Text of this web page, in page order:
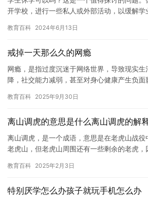
开学校，进行一些私人或外部活动，以缓解学
要的，…
教育百科 2024年6月13日
戒掉一天那么久的网瘾
网瘾，是指过度沉迷于网络世界，导致现实
降，社交能力减弱，甚至对身心健康产生负
互联网工…
教育百科 2025年9月30日
离山调虎的意思是什么离山调虎的解
离山调虎，是一个成语，意思是在老虎山战役
老虎山，但老虎山周围还有一些剩余的老虎，
经…
教育百科 2025年2月3日
特别厌学怎么办孩子就玩手机怎么办